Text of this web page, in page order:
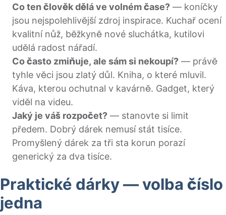
Co ten člověk dělá ve volném čase? — koníčky
jsou nejspolehlivější zdroj inspirace. Kuchař ocení
kvalitní nůž, běžkyně nové sluchátka, kutilovi
udělá radost nářadí.
Co často zmiňuje, ale sám si nekoupí? — právě
tyhle věci jsou zlatý důl. Kniha, o které mluvil.
Káva, kterou ochutnal v kavárně. Gadget, který
viděl na videu.
Jaký je váš rozpočet? — stanovte si limit
předem. Dobrý dárek nemusí stát tisíce.
Promyšlený dárek za tři sta korun porazí
generický za dva tisíce.
Praktické dárky — volba číslo
jedna